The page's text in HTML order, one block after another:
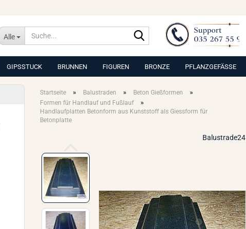
Alle
Suche...
GIPSSTUCK BRUNNEN FIGUREN BRONZE PFLANZGEFÄSSE
Startseite » Balustraden » Beton Gießformen »
Formen für Handlauf und Fußlauf »
Handlaufplatten Betonform aus Kunststoff als Giessform für
Betonplatte
Balustrade24